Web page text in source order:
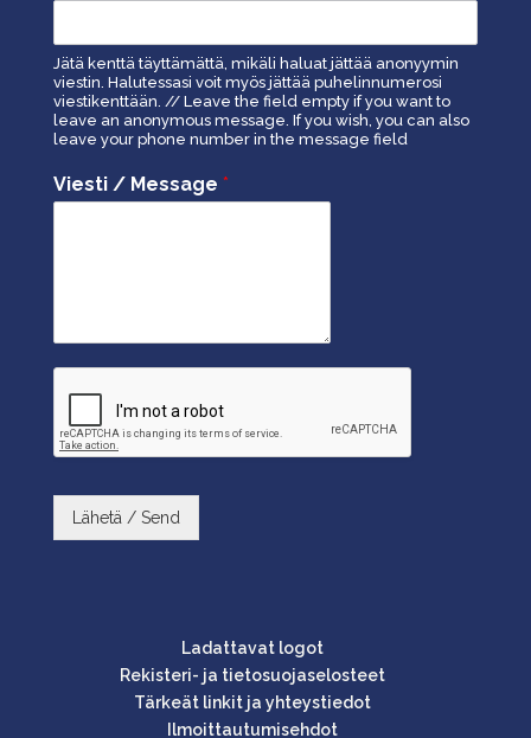
Jätä kenttä täyttämättä, mikäli haluat jättää anonyymin
viestin. Halutessasi voit myös jättää puhelinnumerosi
viestikenttään. // Leave the field empty if you want to
leave an anonymous message. If you wish, you can also
leave your phone number in the message field
Viesti / Message *
Lähetä / Send
Ladattavat logot
Rekisteri- ja tietosuojaselosteet
Tärkeät linkit ja yhteystiedot
Ilmoittautumisehdot